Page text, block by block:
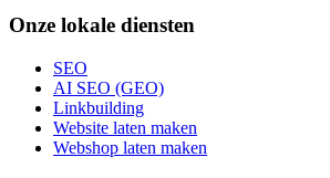
Onze lokale diensten
SEO
AI SEO (GEO)
Linkbuilding
Website laten maken
Webshop laten maken